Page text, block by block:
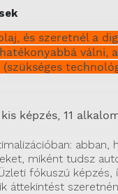
és szeretnél a
válni,
képzés, 11
abban,
miként tudsz
fókuszú képzés,
áttekintést